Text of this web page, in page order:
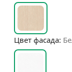
Цвет фасада: